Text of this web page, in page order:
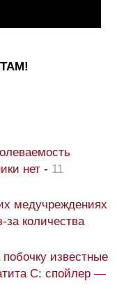
нет - 11
медучреждениях
за количества
известные
С: спойлер —